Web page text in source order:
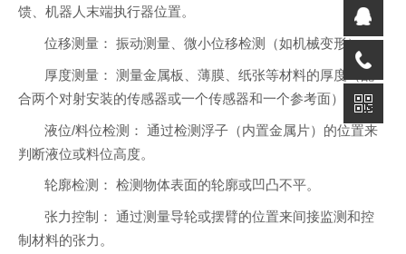
馈、机器人末端执行器位置。
位移测量： 振动测量、微小位移检测（如机械变形）。
厚度测量： 测量金属板、薄膜、纸张等材料的厚度（配
合两个对射安装的传感器或一个传感器和一个参考面）。
液位/料位检测： 通过检测浮子（内置金属片）的位置来
判断液位或料位高度。
轮廓检测： 检测物体表面的轮廓或凹凸不平。
张力控制： 通过测量导轮或摆臂的位置来间接监测和控
制材料的张力。